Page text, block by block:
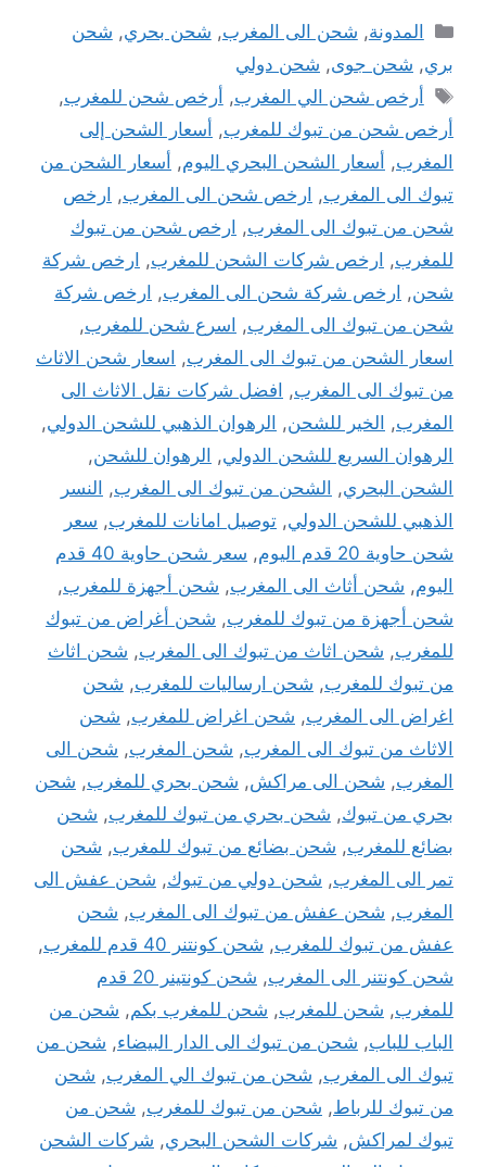
التصنيفات
المدونة, شحن الى المغرب, شحن بحري, شحن
بري, شحن جوى, شحن دولي
الوسوم
أرخص شحن الي المغرب, أرخص شحن للمغرب,
أرخص شحن من تبوك للمغرب, أسعار الشحن إلى
المغرب, أسعار الشحن البحري اليوم, أسعار الشحن من
تبوك الى المغرب, ارخص شحن الى المغرب, ارخص
شحن من تبوك الى المغرب, ارخص شحن من تبوك
للمغرب, ارخص شركات الشحن للمغرب, ارخص شركة
شحن, ارخص شركة شحن الى المغرب, ارخص شركة
شحن من تبوك الى المغرب, اسرع شحن للمغرب,
اسعار الشحن من تبوك الى المغرب, اسعار شحن الاثاث
من تبوك الى المغرب, افضل شركات نقل الاثاث الى
المغرب, الخير للشحن, الرهوان الذهبي للشحن الدولي,
الرهوان السريع للشحن الدولي, الرهوان للشحن,
الشحن البحري, الشحن من تبوك الى المغرب, النسر
الذهبي للشحن الدولي, توصيل امانات للمغرب, سعر
شحن حاوية 20 قدم اليوم
,
سعر شحن حاوية 40 قدم
اليوم, شحن أثاث الى المغرب, شحن أجهزة للمغرب,
شحن أجهزة من تبوك للمغرب, شحن أغراض من تبوك
للمغرب, شحن اثاث من تبوك الى المغرب, شحن اثاث
من تبوك للمغرب, شحن ارساليات للمغرب, شحن
اغراض الى المغرب, شحن اغراض للمغرب, شحن
الاثاث من تبوك الى المغرب, شحن المغرب, شحن الى
المغرب, شحن الى مراكش, شحن بحري للمغرب, شحن
بحري من تبوك, شحن بحري من تبوك للمغرب, شحن
بضائع للمغرب, شحن بضائع من تبوك للمغرب, شحن
تمر الى المغرب, شحن دولي من تبوك, شحن عفش الى
المغرب, شحن عفش من تبوك الى المغرب, شحن
عفش من تبوك للمغرب, شحن كونتنر 40 قدم للمغرب
,
شحن كونتنر الى المغرب,
شحن كونتينر 20 قدم
للمغرب, شحن للمغرب, شحن للمغرب بكم, شحن من
الباب للباب, شحن من تبوك الى الدار البيضاء, شحن من
تبوك الى المغرب, شحن من تبوك الي المغرب, شحن
من تبوك للرباط, شحن من تبوك للمغرب, شحن من
تبوك لمراكش, شركات الشحن البحري, شركات الشحن